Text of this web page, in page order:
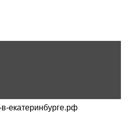
страховочной сеткой
екатеринбурге.рф